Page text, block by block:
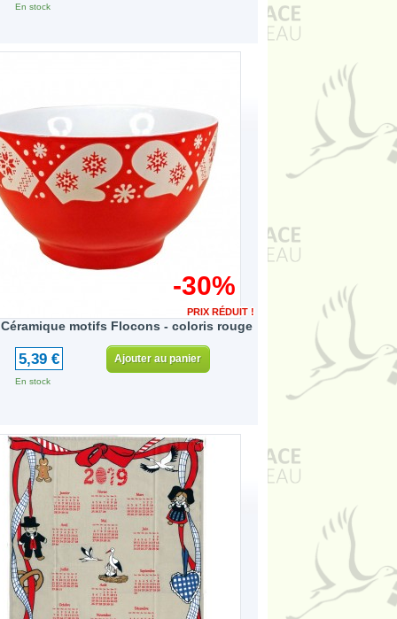
En stock
motifs Flocons - coloris rouge
PRIX RÉDUIT !
-30%
5,39 €
En stock
Ajouter au panier